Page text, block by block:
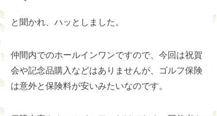
と聞かれ、ハッとしました。
仲間内でのホールインワンですので、今回は祝賀
会や記念品購入などはありませんが、ゴルフ保険
は意外と保険料が安いみたいなのです。